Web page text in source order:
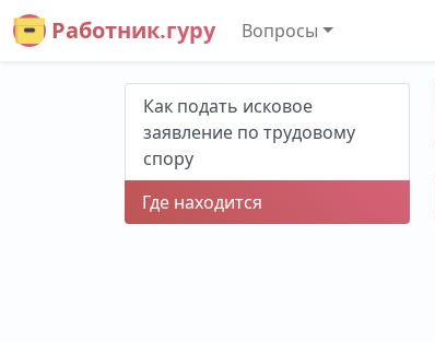
Работник.гуру Вопросы
Как подать исковое
заявление по трудовому
спору
Где находится